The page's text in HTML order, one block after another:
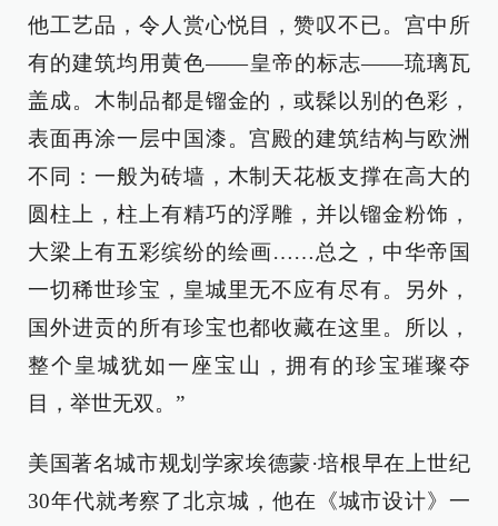
他工艺品，令人赏心悦目，赞叹不已。宫中所
有的建筑均用黄色——皇帝的标志——琉璃瓦
盖成。木制品都是镏金的，或髹以别的色彩，
表面再涂一层中国漆。宫殿的建筑结构与欧洲
不同：一般为砖墙，木制天花板支撑在高大的
圆柱上，柱上有精巧的浮雕，并以镏金粉饰，
大梁上有五彩缤纷的绘画……总之，中华帝国
一切稀世珍宝，皇城里无不应有尽有。另外，
国外进贡的所有珍宝也都收藏在这里。所以，
整个皇城犹如一座宝山，拥有的珍宝璀璨夺
目，举世无双。”
美国著名城市规划学家埃德蒙·培根早在上世纪
30年代就考察了北京城，他在《城市设计》一